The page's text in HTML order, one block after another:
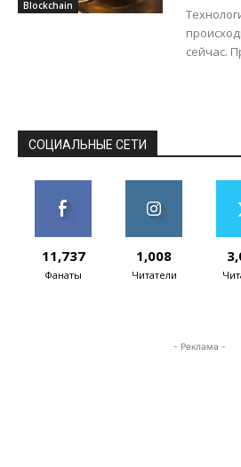
базе...
Blockchain
сейчас.
СОЦИАЛЬНЫЕ СЕТИ
11,737
Фанаты
1,008
Читатели
- Реклама -